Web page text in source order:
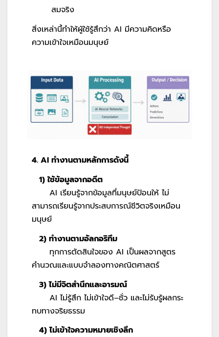
สมจริง
สิ่งเหล่านี้ทำให้ผู้ใช้รู้สึกว่า AI มีความคิดหรือ
ความเข้าใจเหมือนมนุษย์
4. AI ทำงานตามหลักการดังนี้
1) ใช้ข้อมูลจากอดีต
AI เรียนรู้จากข้อมูลที่มนุษย์ป้อนให้ ไม่
สามารถเรียนรู้จากประสบการณ์ชีวิตจริงเหมือน
มนุษย์
2) ทำงานตามอัลกอริทึม
ทุกการตัดสินใจของ AI เป็นผลจากสูตร
คำนวณและแบบจำลองทางคณิตศาสตร์
3) ไม่มีจิตสำนึกและอารมณ์
AI ไม่รู้สึก ไม่เข้าใจดี–ชั่ว และไม่รับรู้ผลกระ
ทบทางจริยธรรม
4) ไม่เข้าใจความหมายเชิงลึก